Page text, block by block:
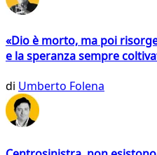
«Dio è morto, ma poi
e la speranza sempre
di Umberto Folena